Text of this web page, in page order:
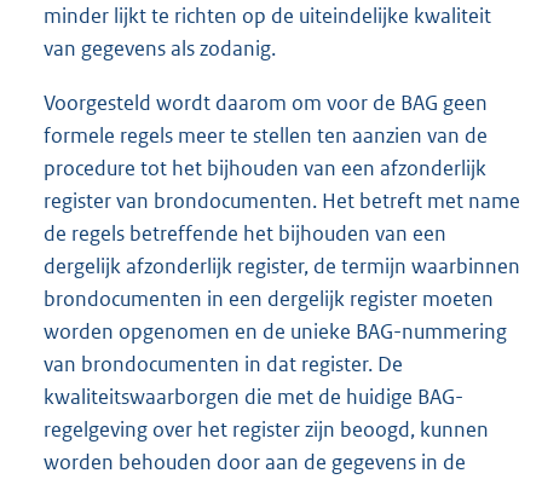
minder lijkt te richten op de uiteindelijke kwaliteit
van gegevens als zodanig.
Voorgesteld wordt daarom om voor de BAG geen
formele regels meer te stellen ten aanzien van de
procedure tot het bijhouden van een afzonderlijk
register van brondocumenten. Het betreft met name
de regels betreffende het bijhouden van een
dergelijk afzonderlijk register, de termijn waarbinnen
brondocumenten in een dergelijk register moeten
worden opgenomen en de unieke BAG-nummering
van brondocumenten in dat register. De
kwaliteitswaarborgen die met de huidige BAG-
regelgeving over het register zijn beoogd, kunnen
worden behouden door aan de gegevens in de